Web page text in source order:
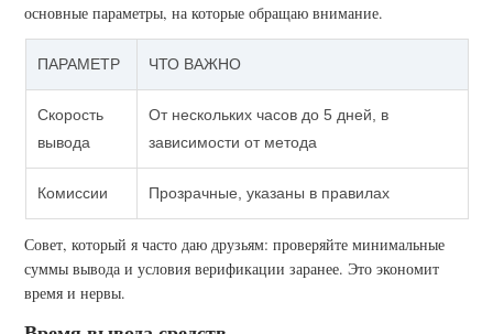
основные параметры, на которые обращаю внимание.
ПАРАМЕТР ЧТО ВАЖНО
Скорость
вывода
От нескольких часов до 5 дней, в
зависимости от метода
Комиссии Прозрачные, указаны в правилах
Совет, который я часто даю друзьям: проверяйте минимальные
суммы вывода и условия верификации заранее. Это экономит
время и нервы.